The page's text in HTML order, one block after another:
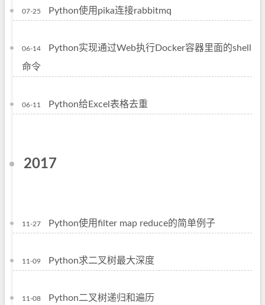
07-25 Python使用pika连接rabbitmq
06-14
Python实现通过Web执行Docker容器里面的shell
命令
06-11 Python给Excel表格去重
2017
11-27 Python使用filter map reduce的简单例子
11-09 Python求二叉树最大深度
11-08 Python二叉树递归和遍历